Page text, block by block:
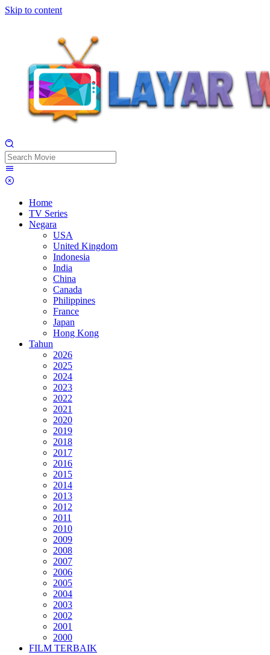
Skip to content
Home
TV Series
Negara
USA
United Kingdom
Indonesia
India
China
Canada
Philippines
France
Japan
Hong Kong
Tahun
2026
2025
2024
2023
2022
2021
2020
2019
2018
2017
2016
2015
2014
2013
2012
2011
2010
2009
2008
2007
2006
2005
2004
2003
2002
2001
2000
FILM TERBAIK